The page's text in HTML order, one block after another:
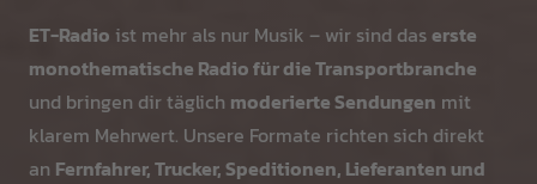
ET-Radio ist mehr als nur Musik – wir sind daserste
monothematische Radio für die Transportbranche
und bringen dir täglich moderierte Sendungen mit
klarem Mehrwert. Unsere Formate richten sich direkt
an Fernfahrer, Trucker, Speditionen, Lieferanten und